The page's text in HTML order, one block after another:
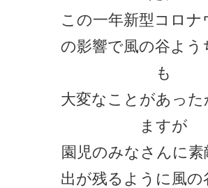
この一年新型コロナ
の影響で風の谷よう
も
大変なことがあった
ますが
園児のみなさんに素
出が残るように風の